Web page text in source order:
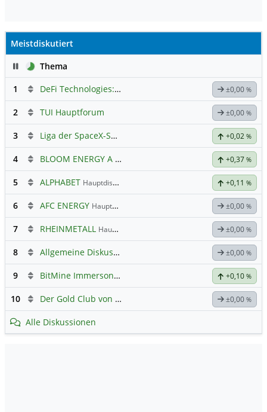
Meistdiskutiert
PauseThema
1
DeFi Technologies: Eine Perle? ±0,00 %
2 TUI Hauptforum ±0,00 %
3 Liga der SpaceX-Shortied +0,02 %
4 BLOOM ENERGY A Hauptdiskussion +0,37 %
5 ALPHABET Hauptdiskussion +0,11 %
6 AFC ENERGY Hauptdiskussion ±0,00 %
7 RHEINMETALL Hauptdiskussion ±0,00 %
8 Allgemeine Diskussion ±0,00 %
9 BitMine Immerson Technologies +0,10 %
10 Der Gold Club von Susiwong ±0,00 %
Alle Diskussionen